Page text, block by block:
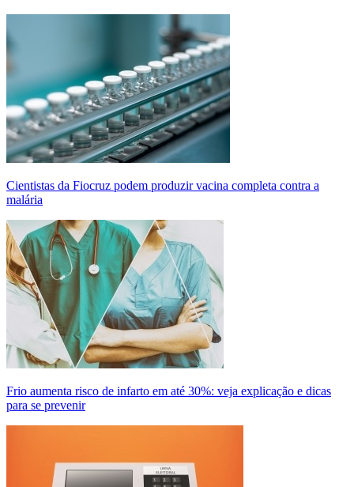
Cientistas da Fiocruz podem produzir vacina completa contra a
malária
Frio aumenta risco de infarto em até 30%: veja explicação e dicas
para se prevenir